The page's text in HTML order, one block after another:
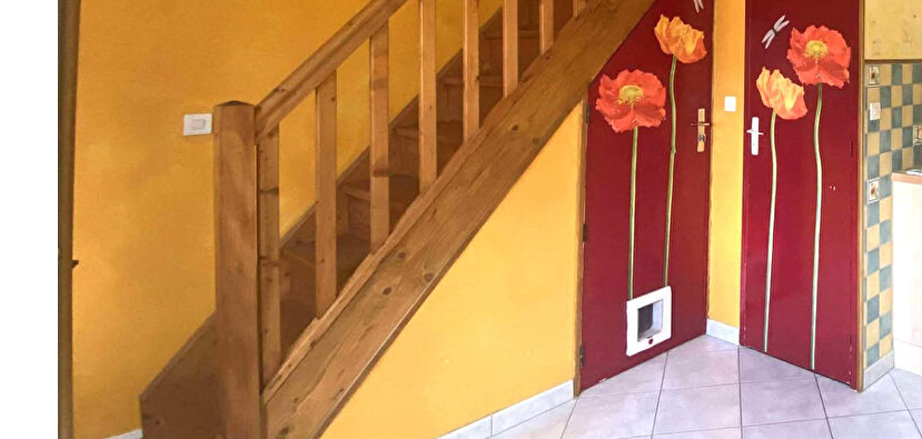
Description
Réf. 9988 : CHALONS RIVE GAUCHE
Alésia immobilier vous propose à la location ce charmant appartement en duplex de type 2 bis de 46,32m², situé dans un
environnement calme, idéal pour les personnes recherchant confort et indépendance.
Le rez-de-chaussée se compose d'une pièce de vie comprenant une cuisine meublée ouverte sur le séjour et un salon
attenant, ainsi qu'une salle de douche avec WC.
À l'étage, un palier en mezzanine et une chambre équipée de rangements intégrés.
À l'extérieur, vous bénéficierez d'un stationnement privatif directement devant le logement.
Ce bien indépendant, offre un cadre de vie paisible tout en restant à proximité des commodités essentielles. Disponibilité
immédiate.